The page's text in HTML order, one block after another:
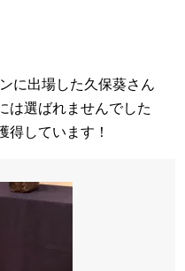
に出場した久保葵さん
は選ばれませんでした
得しています！